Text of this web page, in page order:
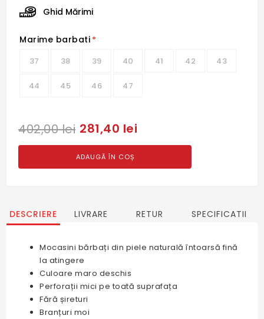
Ghid Mărimi
Marime barbati *
37 38 39 40 41 42 43
44 45 46 47
402,00 lei 281,40 lei
ADAUGĂ ÎN COȘ
DESCRIERE LIVRARE RETUR SPECIFICATII
Mocasini bărbați din piele naturală întoarsă fină
la atingere
Culoare maro deschis
Perforații mici pe toată suprafața
Fără șireturi
Branțuri moi